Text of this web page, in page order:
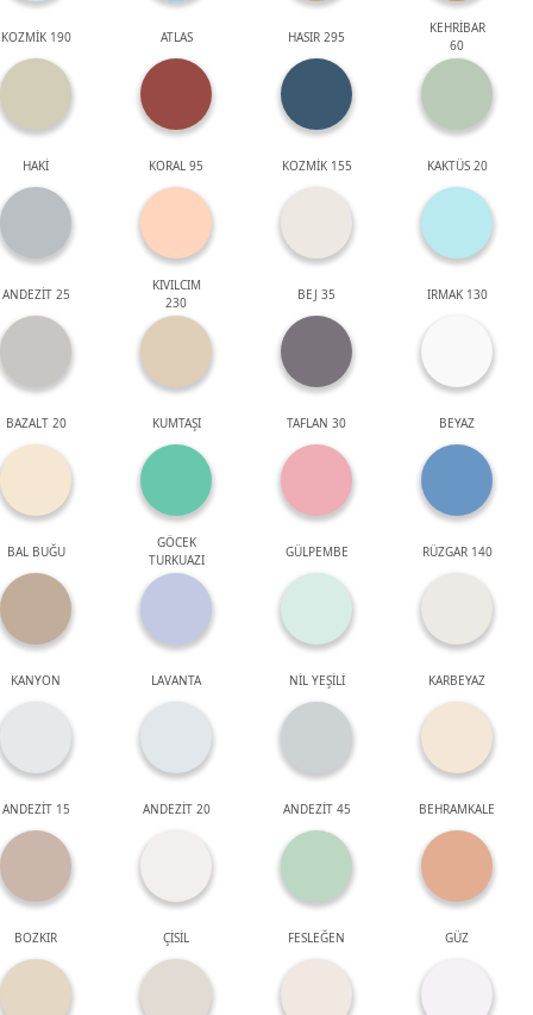
KOZMİK 190 ATLAS HASIR 295
KEHRİBAR
60
HAKİ KORAL 95 KOZMİK 155 KAKTÜS 20
ANDEZİT 25
KIVILCIM
230
BEJ 35 IRMAK 130
BAZALT 20 KUMTAŞI TAFLAN 30 BEYAZ
BAL BUĞU
GÖCEK
TURKUAZI
GÜLPEMBE RÜZGAR 140
KANYON LAVANTA NİL YEŞİLİ KARBEYAZ
ANDEZİT 15 ANDEZİT 20 ANDEZİT 45 BEHRAMKALE
BOZKIR ÇİSİL FESLEĞEN GÜZ